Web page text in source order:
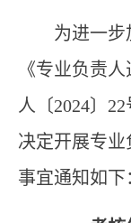
为进一步
《专业负责人
人〔2024〕22
决定开展专业
事宜通知如下